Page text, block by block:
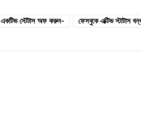
একটিভ স্টেটাস অফ করুন- ফেসবুকে এক্টিভ স্টাটাস